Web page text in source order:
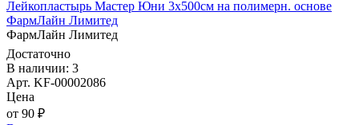
Лейкопластырь Мастер Юни 3х500см на полимерн. основе
ФармЛайн Лимитед
ФармЛайн Лимитед
Достаточно
В наличии: 3
Арт. KF-00002086
Цена
от 90 ₽